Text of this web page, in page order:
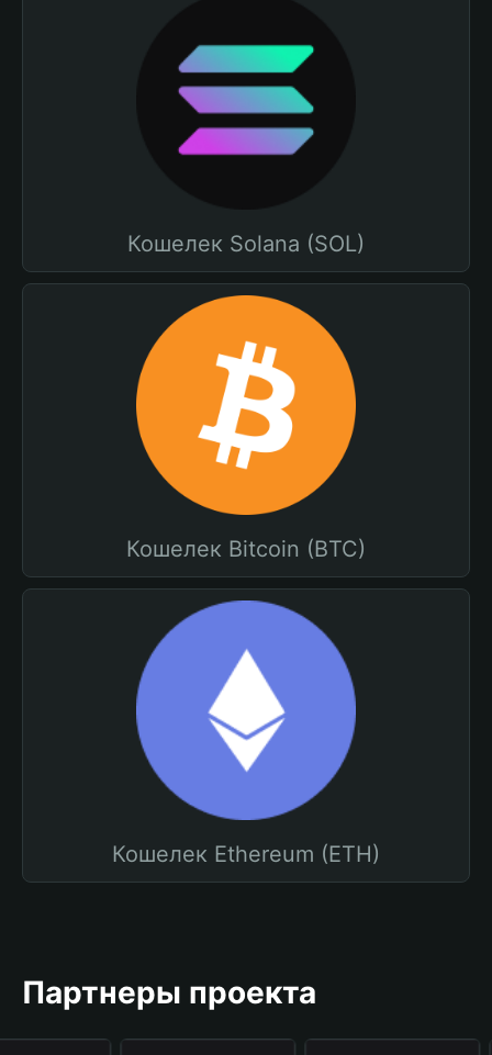
Кошелек Solana (SOL)
Кошелек Bitcoin (BTC)
Кошелек Ethereum (ETH)
Партнеры проекта